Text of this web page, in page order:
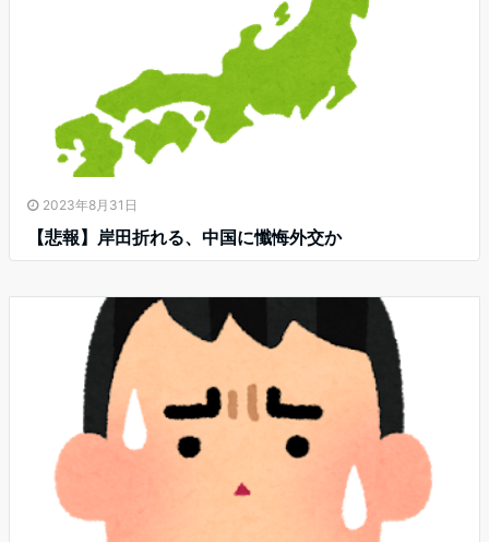
2023年8月31日
【悲報】岸田折れる、中国に懺悔外交か